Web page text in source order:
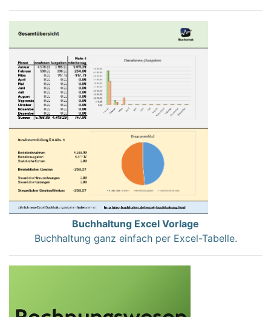
Buchhaltung Excel Vorlage
Buchhaltung ganz einfach per Excel-Tabelle.